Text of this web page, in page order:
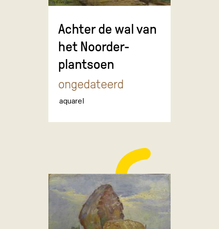
Achter de wal van
het Noorder-
plantsoen
ongedateerd
aquarel